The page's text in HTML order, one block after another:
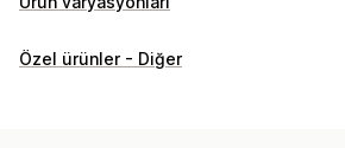
Özelleştirme
Özel ürünler - Diğer